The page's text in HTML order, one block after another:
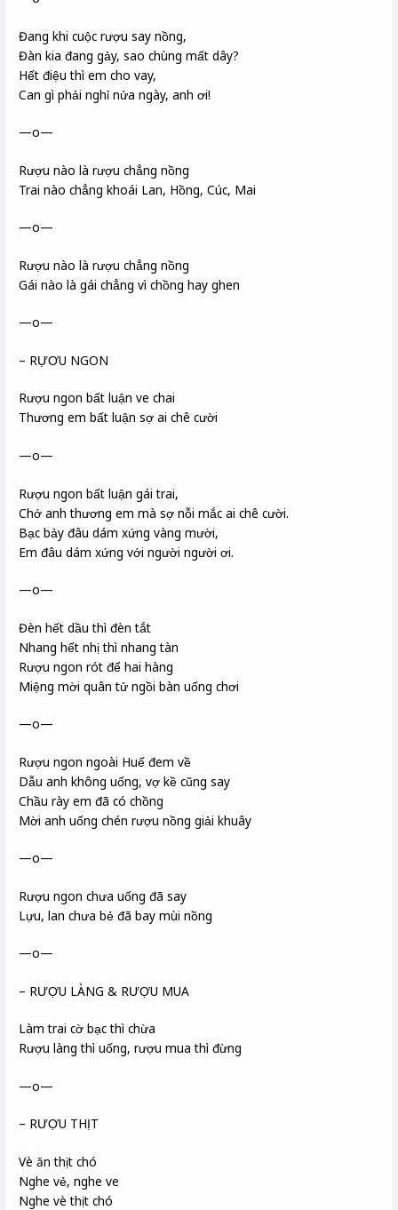
Đang khi cuộc rượu say nồng,
Đàn kia đang gảy, sao chùng mất dây?
Hết điệu thì em cho vay,
Can gì phải nghỉ nửa ngày, anh ơi!
—o—
Rượu nào là rượu chẳng nồng
Trai nào chẳng khoái Lan, Hồng, Cúc, Mai
—o—
Rượu nào là rượu chẳng nồng
Gái nào là gái chẳng vì chồng hay ghen
—o—
– RỰƠU NGON
Rượu ngon bất luận ve chai
Thương em bất luận sợ ai chê cười
—o—
Rượu ngon bất luận gái trai,
Chớ anh thương em mà sợ nỗi mắc ai chê cười.
Bạc bảy đâu dám xứng vàng mười,
Em đâu dám xứng với người người ơi.
—o—
Đèn hết dầu thì đèn tắt
Nhang hết nhị thì nhang tàn
Rượu ngon rót để hai hàng
Miệng mời quân tử ngồi bàn uống chơi
—o—
Rượu ngon ngoài Huế đem về
Dẫu anh không uống, vợ kề cũng say
Chầu rày em đã có chồng
Mời anh uống chén rượu nồng giải khuây
—o—
Rượu ngon chưa uống đã say
Lựu, lan chưa bẻ đã bay mùi nồng
—o—
– RƯỢU LÀNG & RƯỢU MUA
Làm trai cờ bạc thì chừa
Rượu làng thì uống, rượu mua thì đừng
—o—
– RƯỢU THỊT
Vè ăn thịt chó
Nghe vẻ, nghe ve
Nghe vè thịt chó